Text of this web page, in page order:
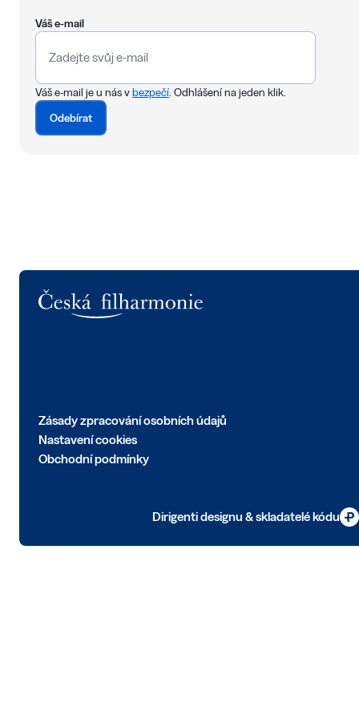
Váš e-mail
Váš e-mail je u nás vbezpečí . Odhlášení na jeden klik.
Odebírat
Zásady zpracování osobních údajů
Nastavení cookies
Obchodní podmínky
Dirigenti designu & skladatelé kódu